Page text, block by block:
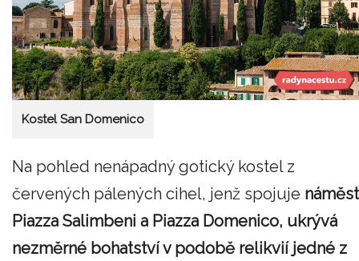
Kostel San Domenico
Na pohled nenápadný gotický kostel z
červených pálených cihel, jenž spojuje
Piazza Salimbeni a Piazza Domenico, ukrývá
nezměrné bohatství v podobě relikvií jedné z